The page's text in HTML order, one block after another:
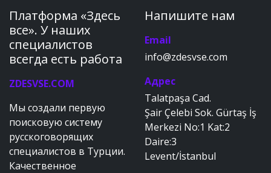
Платформа «Здесь
все». У наших
специалистов
всегда есть работа
ZDESVSE.COM
Мы создали первую
поисковую систему
русскоговорящих
специалистов в Турции.
Качественное
Напишите нам
Email
info@zdesvse.com
Адрес
Talatpaşa Cad.
Şair Çelebi Sok. Gürtaş İş
Merkezi No:1 Kat:2
Daire:3
Levent/İstanbul